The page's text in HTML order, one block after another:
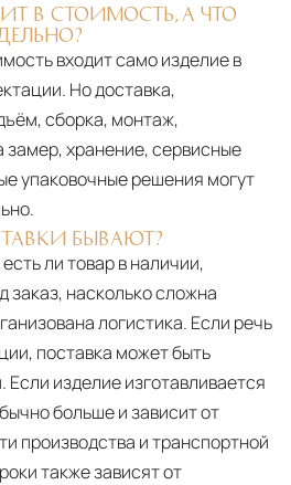
В СТОИМОСТЬ, А ЧТО
входит само изделие в
Но доставка,
сборка, монтаж,
замер, хранение, сервисные
упаковочные решения могут
БЫВАЮТ?
ли товар в наличии,
заказ, насколько сложна
логистика. Если речь
поставка может быть
изделие изготавливается
больше и зависит от
производства и транспортной
также зависят от